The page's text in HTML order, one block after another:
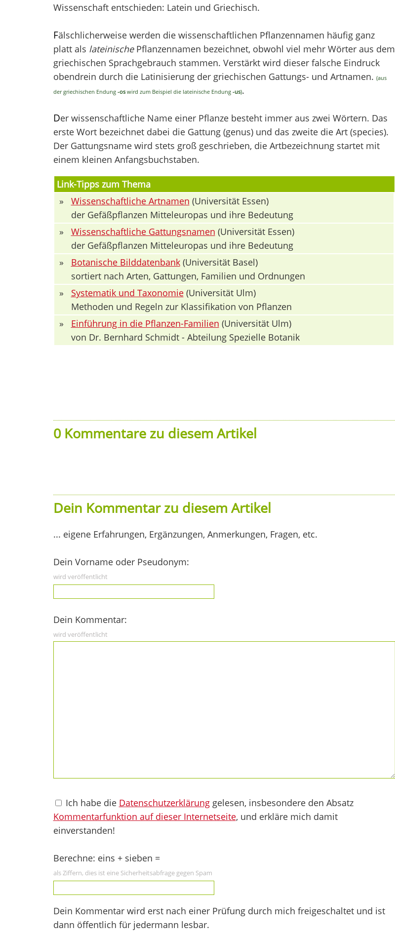
Wissenschaft entschieden: Latein und Griechisch.
Fälschlicherweise werden die wissenschaftlichen Pflanzennamen häufig ganz
platt als lateinischePflanzennamen bezeichnet, obwohl viel mehr Wörter aus dem
griechischen Sprachgebrauch stammen. Verstärkt wird dieser falsche Eindruck
obendrein durch die Latinisierung der griechischen Gattungs- und Artnamen. (aus
der griechischen Endung -oswird zum Beispiel die lateinische Endung -us).
Der wissenschaftliche Name einer Pflanze besteht immer aus zwei Wörtern. Das
erste Wort bezeichnet dabei die Gattung (genus) und das zweite die Art (species).
Der Gattungsname wird stets groß geschrieben, die Artbezeichnung startet mit
einem kleinen Anfangsbuchstaben.
Link-Tipps zum Thema
»
Wissenschaftliche Artnamen (Universität Essen)
der Gefäßpflanzen Mitteleuropas und ihre Bedeutung
»
Wissenschaftliche Gattungsnamen (Universität Essen)
der Gefäßpflanzen Mitteleuropas und ihre Bedeutung
»
Botanische Bilddatenbank(Universität Basel)
sortiert nach Arten, Gattungen, Familien und Ordnungen
»
Systematik und Taxonomie(Universität Ulm)
Methoden und Regeln zur Klassifikation von Pflanzen
»
Einführung in die Pflanzen-Familien (Universität Ulm)
von Dr. Bernhard Schmidt - Abteilung Spezielle Botanik
0 Kommentare zu diesem Artikel
Dein Kommentar zu diesem Artikel
... eigene Erfahrungen, Ergänzungen, Anmerkungen, Fragen, etc.
Dein Vorname oder Pseudonym:
wird veröffentlicht
Dein Kommentar:
wird veröffentlicht
Ich habe die Datenschutzerklärunggelesen, insbesondere den Absatz
Kommentarfunktion auf dieser Internetseite, und erkläre mich damit
einverstanden!
Berechne: eins + sieben =
als Ziffern, dies ist eine Sicherheitsabfrage gegen Spam
Dein Kommentar wird erst nach einer Prüfung durch mich freigeschaltet und ist
dann öffentlich für jedermann lesbar.